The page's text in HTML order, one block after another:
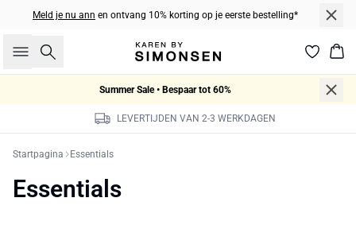
Meld je nu ann en ontvang 10% korting op je eerste bestelling*
Zoeken
Summer Sale • Bespaar tot 60%
LEVERTIJDEN VAN 2-3 WERKDAGEN
Startpagina Essentials
Essentials